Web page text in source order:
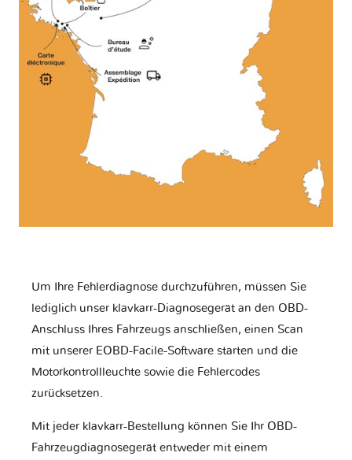
Um Ihre Fehlerdiagnose durchzuführen, müssen Sie
lediglich unser klavkarr-Diagnosegerät an den OBD-
Anschluss Ihres Fahrzeugs anschließen, einen Scan
mit unserer EOBD-Facile-Software starten und die
Motorkontrollleuchte sowie die Fehlercodes
zurücksetzen.
Mit jeder klavkarr-Bestellung können Sie Ihr OBD-
Fahrzeugdiagnosegerät entweder mit einem